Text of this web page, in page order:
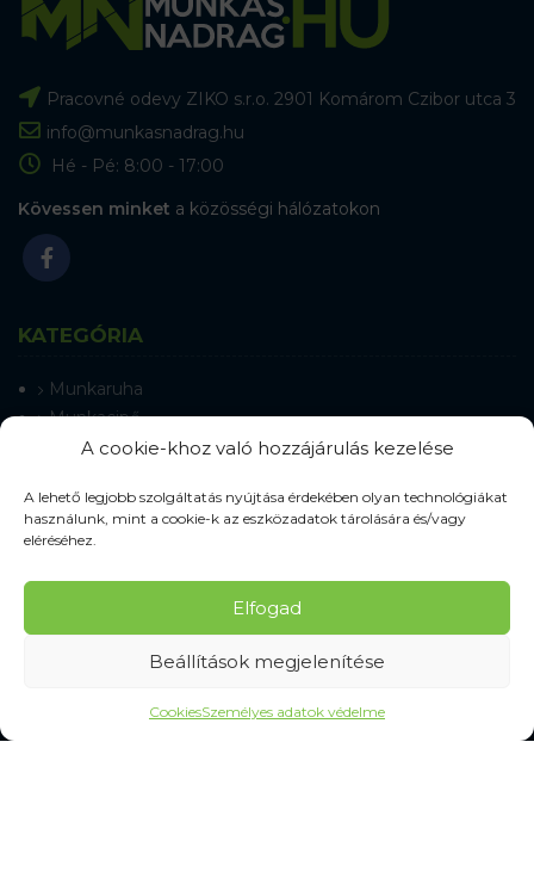
A cookie-khoz való hozzájárulás kezelése
A lehető legjobb szolgáltatás nyújtása érdekében olyan technológiákat
használunk, mint a cookie-k az eszközadatok tárolására és/vagy
eléréséhez.
Elfogad
Beállítások megjelenítése
CookiesSzemélyes adatok védelme
Pracovné odevy ZIKO s.r.o. 2901 Komárom Czibor utca 3
info@munkasnadrag.hu
Hé - Pé: 8:00 - 17:00
Kövessen minket a közösségi hálózatokon
KATEGÓRIA
Munkaruha
Munkacipő
Terepmintás ruházat
Munkaeszközök
Jelzőeszközök
SZOLGÁLTATÁSOK
Gyakran Ismételt Kérdések